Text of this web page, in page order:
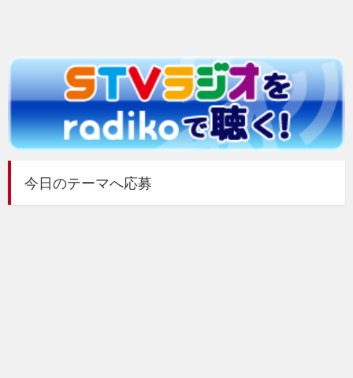
今日のテーマへ応募